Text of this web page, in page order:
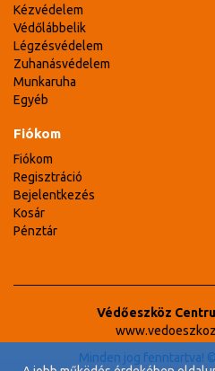
Kézvédelem
Védőlábbelik
Légzésvédelem
Zuhanásvédelem
Munkaruha
Egyéb
Fiókom
Fiókom
Regisztráció
Bejelentkezés
Kosár
Pénztár
Védőeszköz
Minden jog fenntartva!